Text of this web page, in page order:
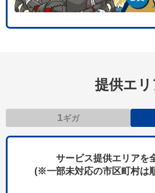
提供エリ
1ギガ
サービス提供エリアを
(※一部未対応の市区町村は